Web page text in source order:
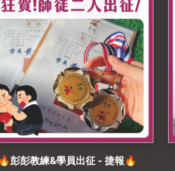
人制定專屬課表🤓馬上私訊預約或快傳
一起運動的朋友吧！健康就從這裡開
拳擊燃脂｜功能性訓練｜銀髮族肌
傷後恢復訓練💥免綁約｜無入會費｜
員享場地無限使用💥人氣貓陪練團OK
Your Fitness Buddy.🙌🏼你的健身
伴🙌🏼
🔥彭彭教練&學員出征 - 捷報🔥